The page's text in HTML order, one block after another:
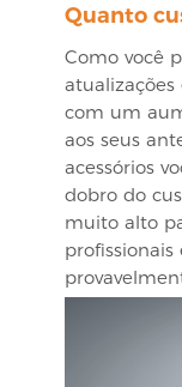
Quanto
Como você
com um
aos seus
acessórios
dobro do
muito alto